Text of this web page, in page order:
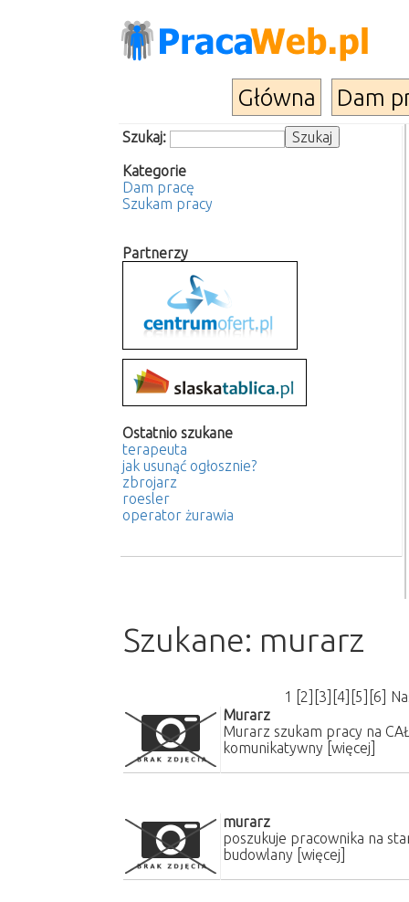
Główna Dam
Szukaj:
Kategorie
Dam pracę
Szukam pracy
Partnerzy
Ostatnio szukane
terapeuta
jak usunąć ogłosznie?
zbrojarz
roesler
operator żurawia
Szukane: murarz
1 [2 3 ][4 5 ][6
Murarz
Murarz szukam pracy na
komunikatywny [więcej]
murarz
poszukuje pracownika na
budowlany [więcej]